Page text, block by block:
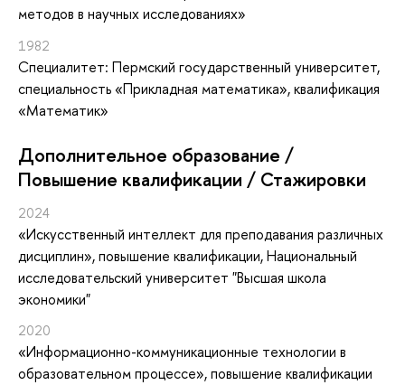
методов в научных исследованиях»
1982
Специалитет: Пермский государственный университет,
специальность «Прикладная математика», квалификация
«Математик»
Дополнительное образование /
Повышение квалификации / Стажировки
2024
«Искусственный интеллект для преподавания различных
дисциплин», повышение квалификации, Национальный
исследовательский университет "Высшая школа
экономики"
2020
«Информационно-коммуникационные технологии в
образовательном процессе», повышение квалификации